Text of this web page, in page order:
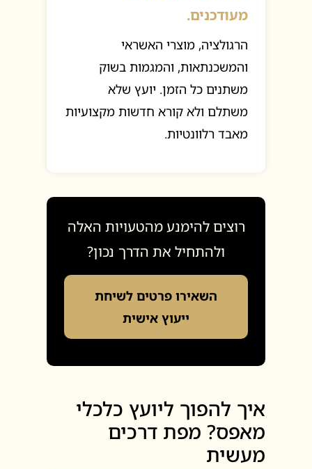
מעודכנים.
הרגולציה, מוצרי האשראי
והמשכנתאות, והמגמות בשוק
משתנים כל הזמן. יועץ שלא
משתלם ולא קורא חדשות מקצועיות
מאבד רלוונטיות.
רוצים להימנע מהטעויות האלה
ולהתחיל את הדרך נכון?
השאירו פרטים לשיחת
ייעוץ אישית
איך להפוך ליועץ כלכלי
מאפס? מפת דרכים
מעשית